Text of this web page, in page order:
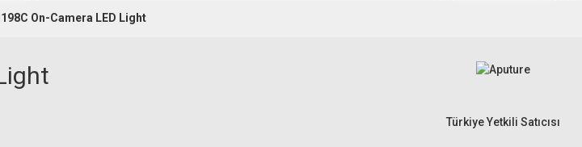
On-Camera LED Light
Türkiye Yetkili Satıcısı